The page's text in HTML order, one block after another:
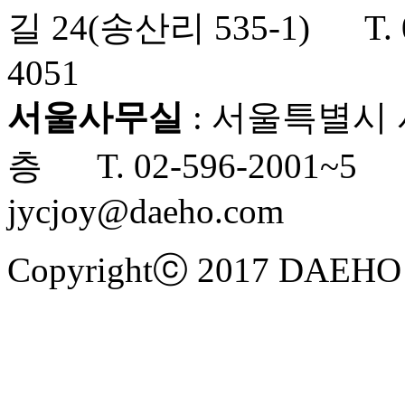
길 24(송산리 535-1)
4051
서울사무실 : 서울특별시
층 T. 02-596-2001~5
jycjoy@daeho.com
Copyrightⓒ 2017